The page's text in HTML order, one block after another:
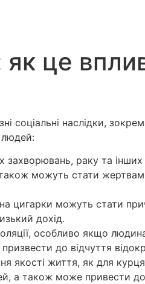
як це
соціальні наслідки,
людей:
захворювань, раку та
можуть стати
цигарки можуть стати
дохід.
особливо якщо
до відчуття
якості життя, як для
а також може привести